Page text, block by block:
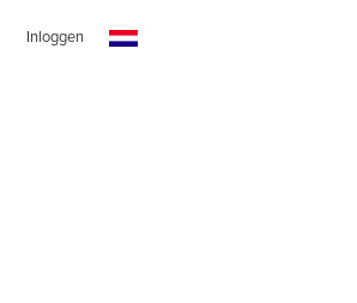
Inloggen